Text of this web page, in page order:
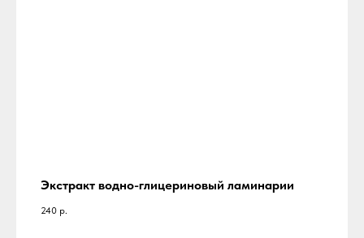
Экстракт водно-глицериновый ламинарии
240 р.